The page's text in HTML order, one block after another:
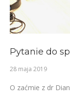
Pytanie do
28 maja 2019
O zaćmie z dr